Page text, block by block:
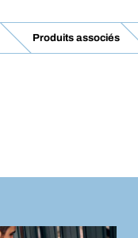
Produits associés